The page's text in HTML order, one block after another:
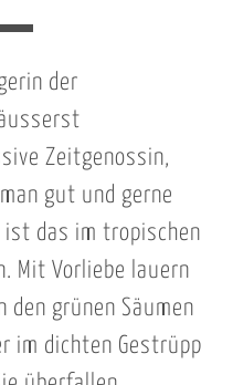
der
Zeitgenossin,
gut und gerne
das im tropischen
Mit Vorliebe lauern
grünen Säumen
im dichten Gestrüpp